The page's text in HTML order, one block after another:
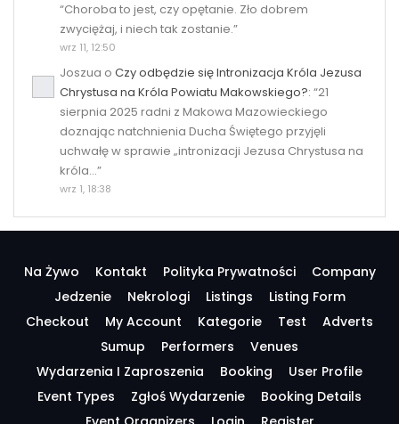
“Choroba to jest, czy opętanie. Zło dobrem
zwyciężaj, i niech tak zostanie.”
wrz 11, 12:50
Joszua o Czy odbędzie się Intronizacja Króla Jezusa
Chrystusa na Króla Powiatu Makowskiego?: “21
sierpnia 2025 radni z Makowa Mazowieckiego
doznając natchnienia Ducha Świętego przyjęli
uchwałę w sprawie „intronizacji Jezusa Chrystusa na
króla…”
wrz 1, 18:38
Na Żywo Kontakt Polityka Prywatności
Company
Jedzenie
Nekrologi Listings
Listing Form
Checkout
My Account Kategorie Test
Adverts
Sumup
Performers
Venues
Wydarzenia I Zaproszenia
Booking
User Profile
Event Types
Zgłoś Wydarzenie
Booking Details